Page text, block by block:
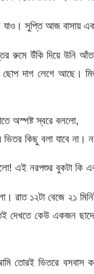
যাও। সুপ্তি আজ বাসায়
রুমে উঁকি দিয়ে উনি
ছোপ দাগ লেগে আছে।
অস্পষ্ট স্বরে বললো,
কিছু বলা যাবে না।
এই নরপশুর বুকটা কি
রাত ১২টা বেজে ২১
দেখতে কেউ একজন
ভিতরে বসবাস